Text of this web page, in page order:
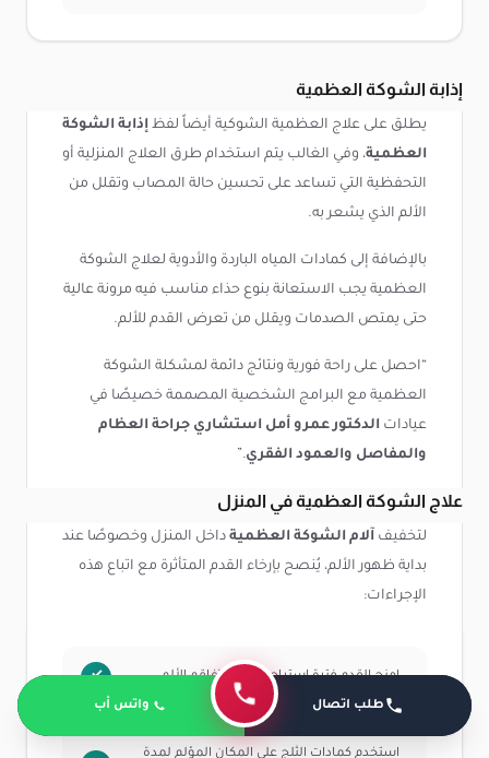
إذابة الشوكة العظمية
يطلق على علاج العظمية الشوكية أيضاً لفظ إذابة الشوكة
العظمية، وفي الغالب يتم استخدام طرق العلاج المنزلية أو
التحفظية التي تساعد على تحسين حالة المصاب وتقلل من
الألم الذي يشعر به.
بالإضافة إلى كمادات المياه الباردة والأدوية لعلاج الشوكة
العظمية يجب الاستعانة بنوع حذاء مناسب فيه مرونة عالية
حتى يمتص الصدمات ويقلل من تعرض القدم للألم.
“احصل على راحة فورية ونتائج دائمة لمشكلة الشوكة
العظمية مع البرامج الشخصية المصممة خصيصًا في
عيادات الدكتور عمرو أمل استشاري جراحة العظام
والمفاصل والعمود الفقري.”
علاج الشوكة العظمية في المنزل
لتخفيف آلام الشوكة العظمية داخل المنزل وخصوصًا عند
بداية ظهور الألم، يُنصح بإرخاء القدم المتأثرة مع اتباع هذه
الإجراءات:
امنح القدم فترة استراحة لتجنب تفاقم الألم.
استخدم كمادات الثلج على المكان المؤلم لمدة
طلب اتصال واتس أب